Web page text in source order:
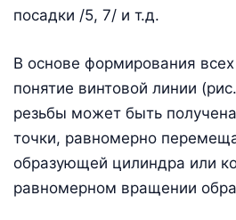
посадки /5, 7/ и т.д.
В основе формирования
понятие винтовой линии
резьбы может быть
точки, равномерно
образующей цилиндра или
равномерном вращении